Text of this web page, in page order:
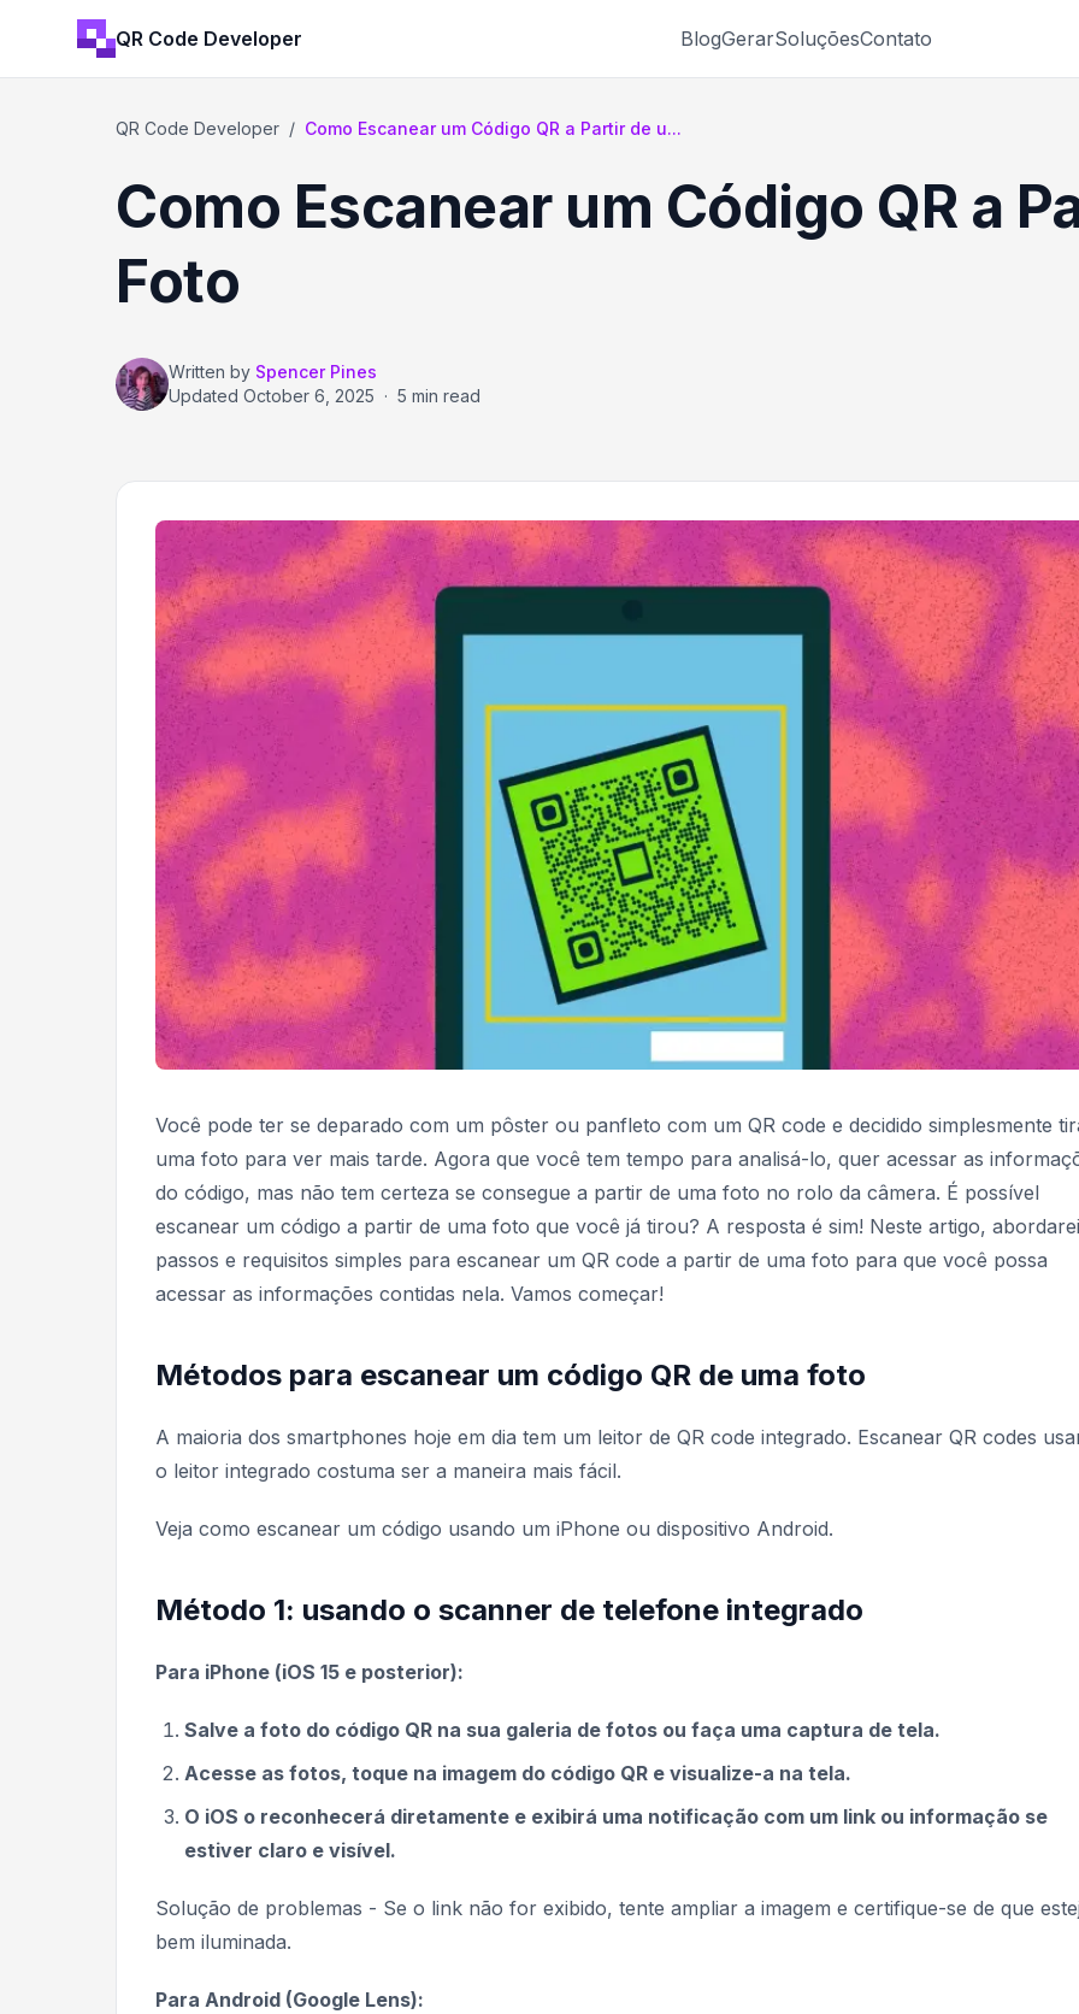
QR Code Developer BlogGerarSoluçõesContato
QR Code Developer / Como Escanear um Código QR a Partir de u...
Como Escanear um Código QR a
Foto
Written by Spencer Pines
Updated October 6, 2025 · 5 min read
Você pode ter se deparado com um pôster ou panfleto com um QR code e decidido simplesmente
uma foto para ver mais tarde. Agora que você tem tempo para analisá-lo, quer acessar as
do código, mas não tem certeza se consegue a partir de uma foto no rolo da câmera. É possível
escanear um código a partir de uma foto que você já tirou? A resposta é sim! Neste artigo,
passos e requisitos simples para escanear um QR code a partir de uma foto para que você possa
acessar as informações contidas nela. Vamos começar!
Métodos para escanear um código QR de uma foto
A maioria dos smartphones hoje em dia tem um leitor de QR code integrado. Escanear QR codes
o leitor integrado costuma ser a maneira mais fácil.
Veja como escanear um código usando um iPhone ou dispositivo Android.
Método 1: usando o scanner de telefone integrado
Para iPhone (iOS 15 e posterior):
Salve a foto do código QR na sua galeria de fotos ou faça uma captura de tela.
Acesse as fotos, toque na imagem do código QR e visualize-a na tela.
O iOS o reconhecerá diretamente e exibirá uma notificação com um link ou informação se
estiver claro e visível.
Solução de problemas - Se o link não for exibido, tente ampliar a imagem e certifique-se de que
bem iluminada.
Para Android (Google Lens):